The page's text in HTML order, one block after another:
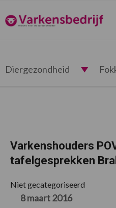
de
hoofdnavigatie
de
hoofd
de
eerste
de
voettekst
Varkensbedrijf.nl
Diergezondheid
Varkenshouders
tafelgesprekken
Niet gecategoriseerd
8 maart 2016